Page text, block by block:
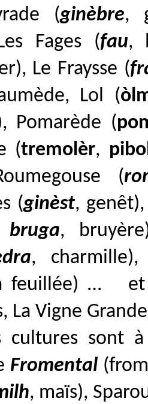
(ginèbre,
Fages (fau,
Le Fraysse (
Lol (
Pomarède (
(tremolèr,
(
(ginèst,
bruga,
,
feuillée) … et
La Vigne
cultures sont
Fromental
, maïs),